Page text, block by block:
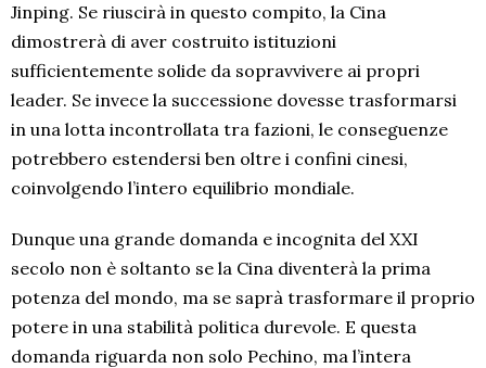
Jinping. Se riuscirà in questo compito, la Cina
dimostrerà di aver costruito istituzioni
sufficientemente solide da sopravvivere ai propri
leader. Se invece la successione dovesse trasformarsi
in una lotta incontrollata tra fazioni, le conseguenze
potrebbero estendersi ben oltre i confini cinesi,
coinvolgendo l’intero equilibrio mondiale.
Dunque una grande domanda e incognita del XXI
secolo non è soltanto se la Cina diventerà la prima
potenza del mondo, ma se saprà trasformare il proprio
potere in una stabilità politica durevole. E questa
domanda riguarda non solo Pechino, ma l’intera